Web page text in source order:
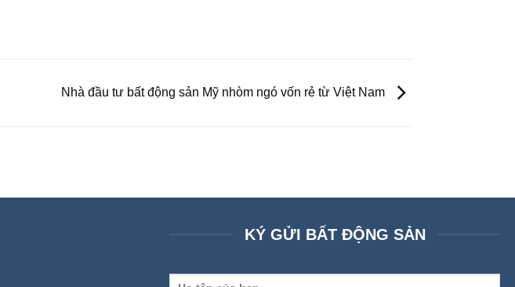
Nhà đầu tư bất động sản Mỹ nhòm ngó vốn rẻ từ Việt Nam
KÝ GỬI BẤT ĐỘNG SẢN